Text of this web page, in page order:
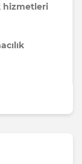
hizmetleri